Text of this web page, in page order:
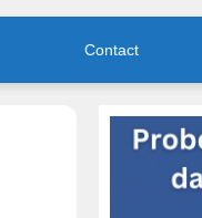
Contact